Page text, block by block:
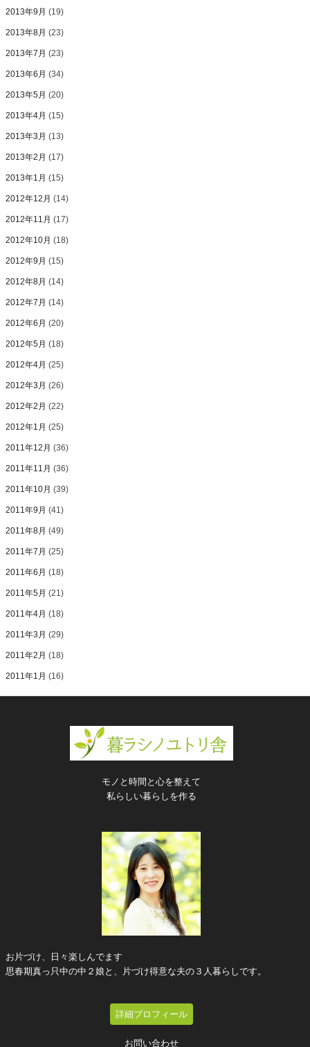
2013年9月 (19)
2013年8月 (23)
2013年7月 (23)
2013年6月 (34)
2013年5月 (20)
2013年4月 (15)
2013年3月 (13)
2013年2月 (17)
2013年1月 (15)
2012年12月 (14)
2012年11月 (17)
2012年10月 (18)
2012年9月 (15)
2012年8月 (14)
2012年7月 (14)
2012年6月 (20)
2012年5月 (18)
2012年4月 (25)
2012年3月 (26)
2012年2月 (22)
2012年1月 (25)
2011年12月 (36)
2011年11月 (36)
2011年10月 (39)
2011年9月 (41)
2011年8月 (49)
2011年7月 (25)
2011年6月 (18)
2011年5月 (21)
2011年4月 (18)
2011年3月 (29)
2011年2月 (18)
2011年1月 (16)
モノと時間と心を整えて
私らしい暮らしを作る
お片づけ、日々楽しんでます
思春期真っ只中の中２娘と、片づけ得意な夫の３人暮らしです。
詳細プロフィール
お問い合わせ